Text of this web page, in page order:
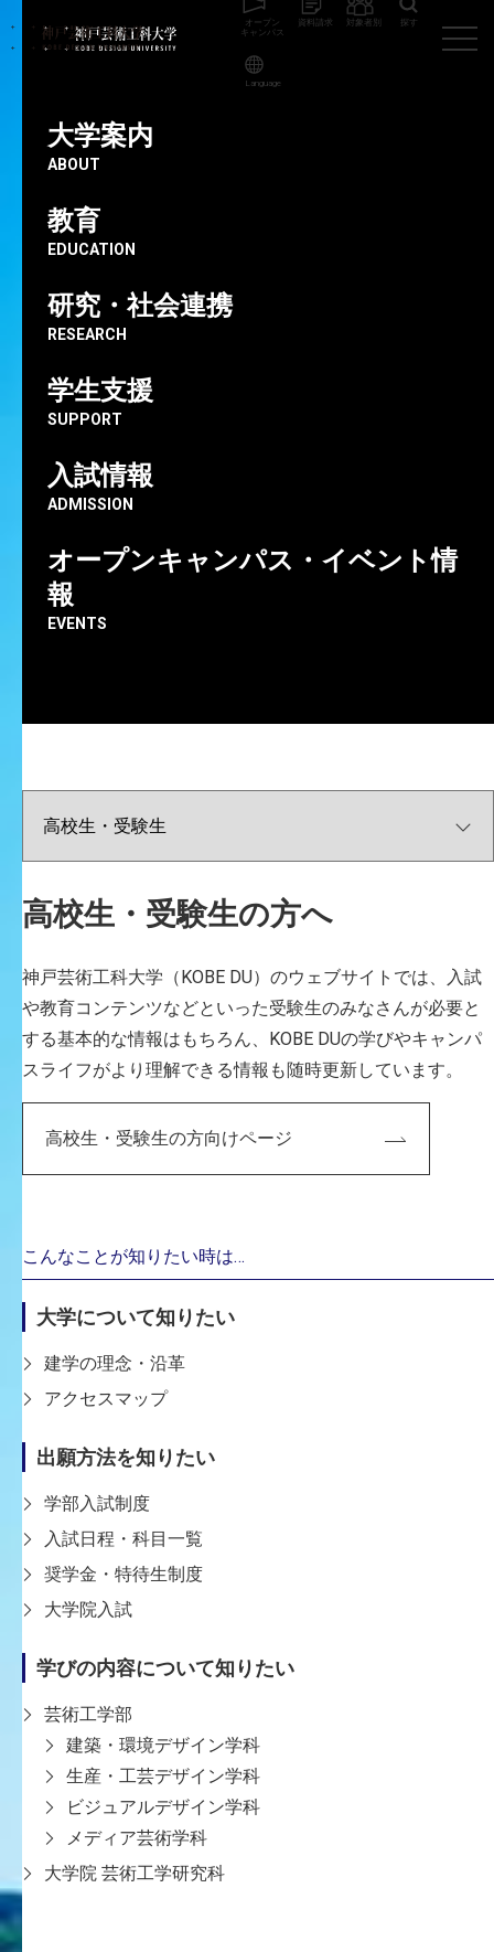
大学案内
ABOUT
教育
EDUCATION
研究・社会連携
RESEARCH
学生支援
SUPPORT
入試情報
ADMISSION
オープンキャンパス・イベント情
報
EVENTS
高校生・受験生の方へ
神戸芸術工科大学（KOBE DU）のウェブサイトでは、入試
や教育コンテンツなどといった受験生のみなさんが必要と
する基本的な情報はもちろん、KOBE DUの学びやキャンパ
スライフがより理解できる情報も随時更新しています。
高校生・受験生の方向けページ
こんなことが知りたい時は…
大学について知りたい
建学の理念・沿革
アクセスマップ
出願方法を知りたい
学部入試制度
入試日程・科目一覧
奨学金・特待生制度
大学院入試
学びの内容について知りたい
芸術工学部
建築・環境デザイン学科
生産・工芸デザイン学科
ビジュアルデザイン学科
メディア芸術学科
大学院 芸術工学研究科
オープン
キャンパス
資料請求 対象者別 探す
Language
大学院生個展「針と、糸と、これか
2025.03.19
大学院生個展「針と、糸と、これ
から」開催のお知らせ
大学院生 奈良来美さんの個展が神戸市内で開催されま
す。
奈良来美個展「針と、糸と、これから」
会期:3.20(木)-3.25(火)
時間:11:00〜18:00（最終日16:00まで）
Instagram:
@nara_kurumi
い刺しを行っているときはとても穏やかで、私だけの時
間と空間になります。
どんな気持ちのときも一針一針進んでいく、そんな日々
の中で生まれた針仕事を用いたテキスタイル作品を中心
に、大学院での修了作品からこれからやりたいことのか
一覧に戻る